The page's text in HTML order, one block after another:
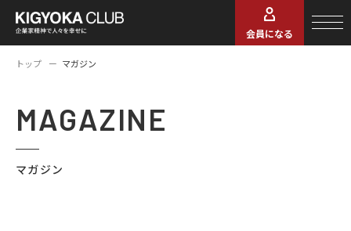
会員になる
トップ マガジン
MAGAZINE
マガジン